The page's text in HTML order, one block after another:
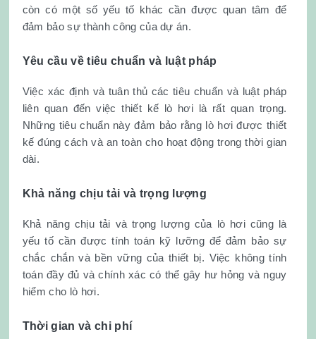
còn có một số yếu tố khác cần được quan tâm để
đảm bảo sự thành công của dự án.
Yêu cầu về tiêu chuẩn và luật pháp
Việc xác định và tuân thủ các tiêu chuẩn và luật pháp
liên quan đến việc thiết kế lò hơi là rất quan trọng.
Những tiêu chuẩn này đảm bảo rằng lò hơi được thiết
kế đúng cách và an toàn cho hoạt động trong thời gian
dài.
Khả năng chịu tải và trọng lượng
Khả năng chịu tải và trọng lượng của lò hơi cũng là
yếu tố cần được tính toán kỹ lưỡng để đảm bảo sự
chắc chắn và bền vững của thiết bị. Việc không tính
toán đầy đủ và chính xác có thể gây hư hỏng và nguy
hiểm cho lò hơi.
Thời gian và chi phí